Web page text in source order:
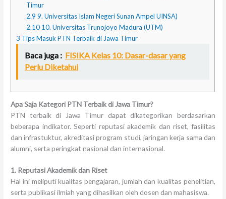
Timur
2.9 9. Universitas Islam Negeri Sunan Ampel UINSA)
2.1010. Universitas Trunojoyo Madura (UTM)
3 Tips Masuk PTN Terbaik di Jawa Timur
Baca juga : FISIKA Kelas 10: Dasar-dasar yang
Perlu Diketahui
Apa Saja Kategori PTN Terbaik di Jawa Timur?
PTN terbaik di Jawa Timur dapat dikategorikan berdasarkan
beberapa indikator. Seperti reputasi akademik dan riset, fasilitas
dan infrastuktur, akreditasi program studi, jaringan kerja sama dan
alumni, serta peringkat nasional dan internasional.
1. Reputasi Akademik dan Riset
Hal ini meliputi kualitas pengajaran, jumlah dan kualitas penelitian,
serta publikasi ilmiah yang dihasilkan oleh dosen dan mahasiswa.